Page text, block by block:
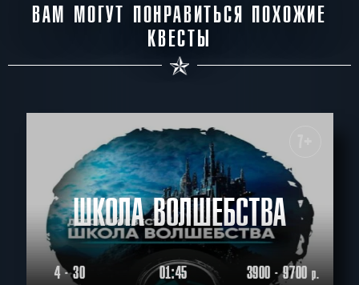
ВАМ МОГУТ ПОНРАВИТЬСЯ ПОХОЖИЕ
КВЕСТЫ
ШКОЛА ВОЛШЕБСТВА
4 - 30 01:45 3900 - 9700р.